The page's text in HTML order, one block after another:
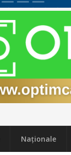
Naţionale